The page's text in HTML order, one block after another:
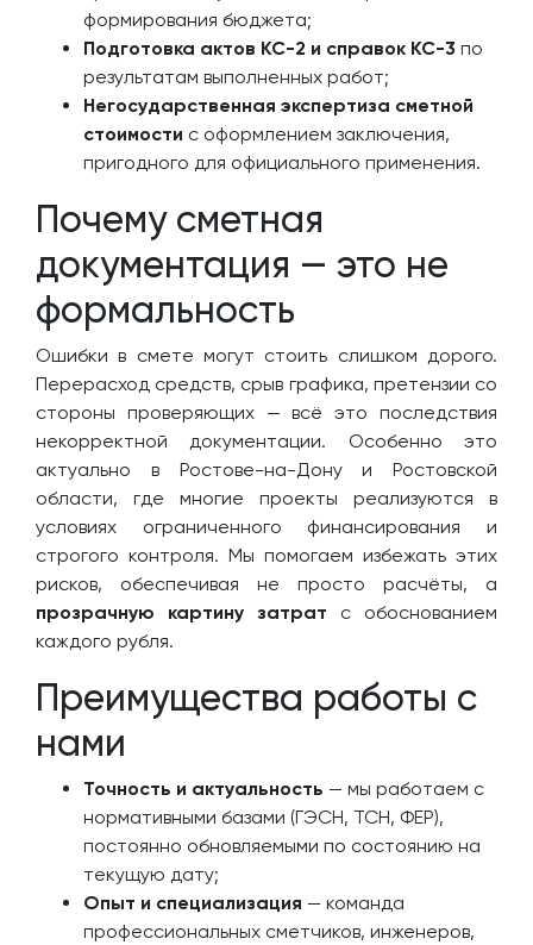
формирования бюджета;
Подготовка актов КС-2 и справок КС-3 по
результатам выполненных работ;
Негосударственная экспертиза сметной
стоимости с оформлением заключения,
пригодного для официального применения.
Почему сметная
документация — это не
формальность
Ошибки в смете могут стоить слишком дорого.
Перерасход средств, срыв графика, претензии со
стороны проверяющих — всё это последствия
некорректной документации. Особенно это
актуально в Ростове-на-Дону и Ростовской
области, где многие проекты реализуются в
условиях ограниченного финансирования и
строгого контроля. Мы помогаем избежать этих
рисков, обеспечивая не просто расчёты, а
прозрачную картину затрат с обоснованием
каждого рубля.
Преимущества работы с
нами
Точность и актуальность — мы работаем с
нормативными базами (ГЭСН, ТСН, ФЕР),
постоянно обновляемыми по состоянию на
текущую дату;
Опыт и специализация — команда
профессиональных сметчиков, инженеров,